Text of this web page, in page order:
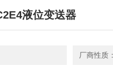
液位变送器
厂商性质